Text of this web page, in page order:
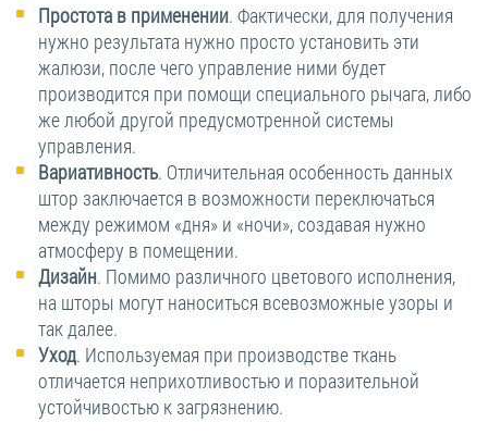
Простота в применении. Фактически, для получения
нужно результата нужно просто установить эти
жалюзи, после чего управление ними будет
производится при помощи специального рычага, либо
же любой другой предусмотренной системы
управления.
Вариативность. Отличительная особенность данных
штор заключается в возможности переключаться
между режимом «дня» и «ночи», создавая нужно
атмосферу в помещении.
Дизайн. Помимо различного цветового исполнения,
на шторы могут наноситься всевозможные узоры и
так далее.
Уход. Используемая при производстве ткань
отличается неприхотливостью и поразительной
устойчивостью к загрязнению.